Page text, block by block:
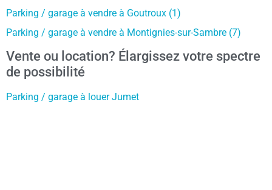
Parking / garage à vendre à Goutroux (1)
Parking / garage à vendre à Montignies-sur-Sambre (7)
Vente ou location? Élargissez votre spectre
de possibilité
Parking / garage à louer Jumet